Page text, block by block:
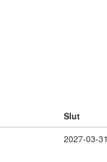
Slut
2027-03-31